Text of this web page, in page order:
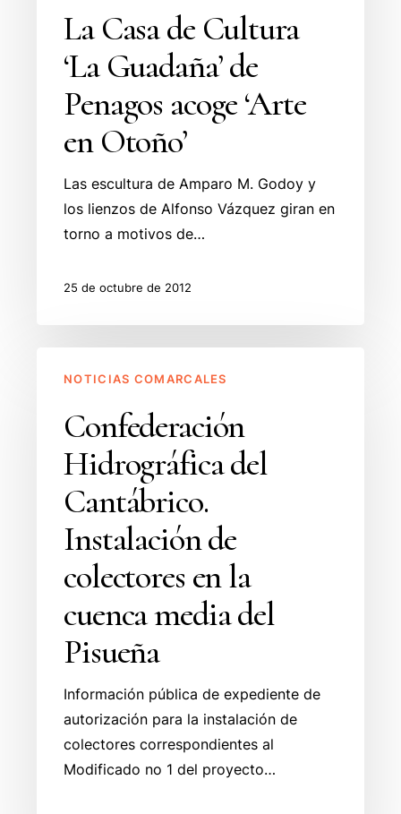
‘Arte
Otoño’
La Casa de Cultura
‘La Guadaña’ de
Penagos acoge ‘Arte
en Otoño’
Las escultura de Amparo M. Godoy y
los lienzos de Alfonso Vázquez giran en
torno a motivos de…
25 de octubre de 2012
Hidrográfica
Cantábrico.
Instalación
colectores
cuenca
media
Pisueña
NOTICIAS COMARCALES
Confederación
Hidrográfica del
Cantábrico.
Instalación de
colectores en la
cuenca media del
Pisueña
Información pública de expediente de
autorización para la instalación de
colectores correspondientes al
Modificado no 1 del proyecto…